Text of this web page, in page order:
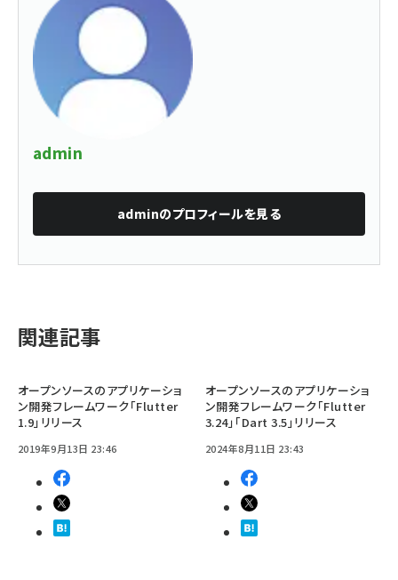
admin
adminのプロフィールを見る
関連記事
オープンソースのアプリケーショ
ン開発フレームワーク「Flutter
1.9」リリース
2019年9月13日 23:46
オープンソースのアプリケーショ
ン開発フレームワーク「Flutter
3.24」「Dart 3.5」リリース
2024年8月11日 23:43